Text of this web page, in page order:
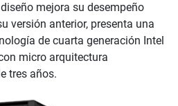
mejora su desempeño
versión anterior, presenta una
de cuarta generación Intel
micro arquitectura
tres años.